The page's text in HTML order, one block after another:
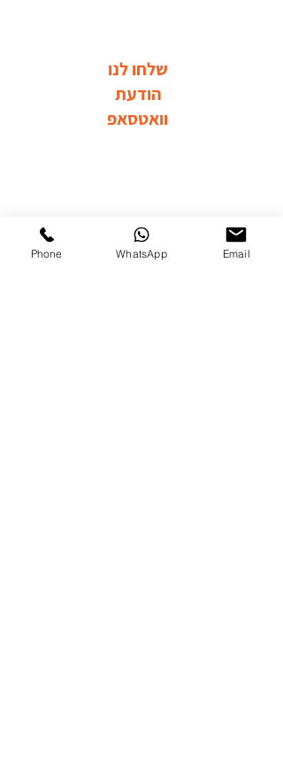
שלחו לנו
הודעת
וואטסאפ
Phone WhatsApp Email